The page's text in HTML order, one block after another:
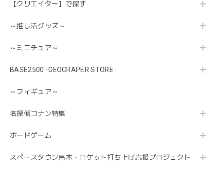
【クリエイター】で探す
～推し活グッズ～
～ミニチュア～
BASE2500 -GEOCRAPER STORE-
～フィギュア～
名探偵コナン特集
ボードゲーム
スペースタウン串本・ロケット打ち上げ応援プロジェクト